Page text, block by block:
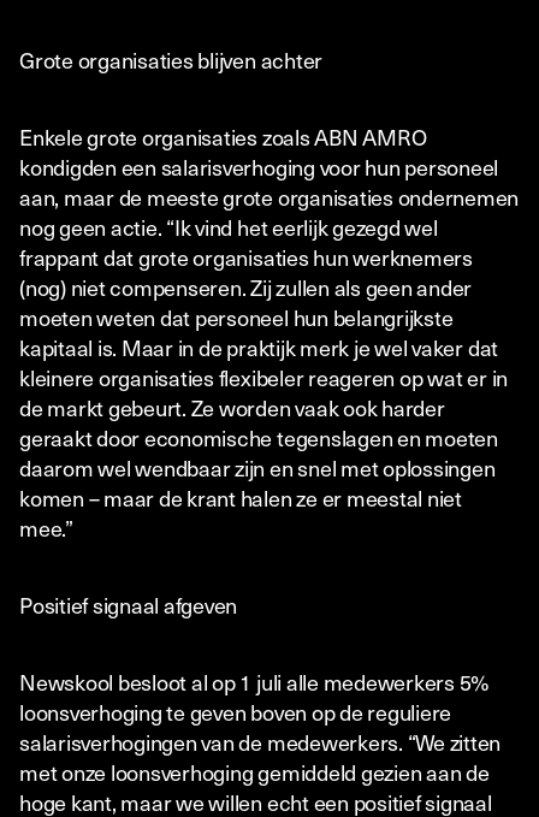
Grote organisaties blijven achter
Enkele grote organisaties zoals ABN AMRO
kondigden een salarisverhoging voor hun personeel
aan, maar de meeste grote organisaties ondernemen
nog geen actie. “Ik vind het eerlijk gezegd wel
frappant dat grote organisaties hun werknemers
(nog) niet compenseren. Zij zullen als geen ander
moeten weten dat personeel hun belangrijkste
kapitaal is. Maar in de praktijk merk je wel vaker dat
kleinere organisaties flexibeler reageren op wat er in
de markt gebeurt. Ze worden vaak ook harder
geraakt door economische tegenslagen en moeten
daarom wel wendbaar zijn en snel met oplossingen
komen – maar de krant halen ze er meestal niet
mee.”
Positief signaal afgeven
Newskool besloot al op 1 juli alle medewerkers 5%
loonsverhoging te geven boven op de reguliere
salarisverhogingen van de medewerkers. “We zitten
met onze loonsverhoging gemiddeld gezien aan de
hoge kant, maar we willen echt een positief signaal